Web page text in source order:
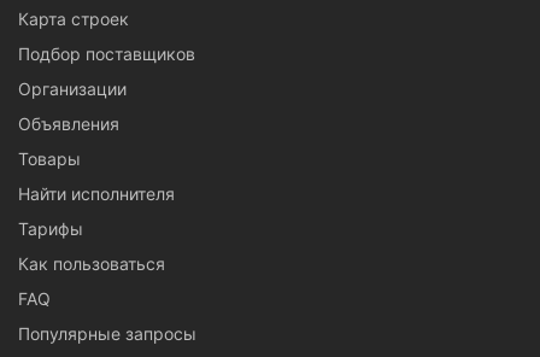
Карта строек
Подбор поставщиков
Организации
Объявления
Товары
Найти исполнителя
Тарифы
Как пользоваться
FAQ
Популярные запросы